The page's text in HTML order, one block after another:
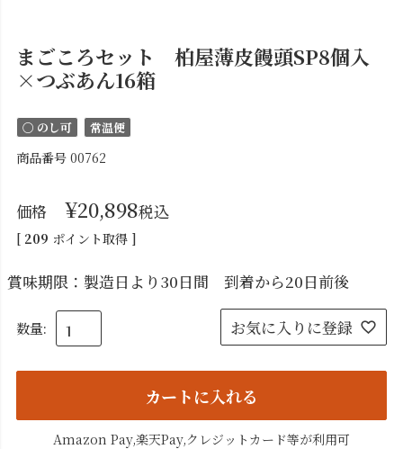
まごころセット 柏屋薄皮饅頭SP8個入
×つぶあん16箱
〇 のし可 常温便
商品番号 00762
価格 ¥20,898税込
[ 209 ポイント取得 ]
賞味期限：製造日より30日間 到着から20日前後
お気に入りに登録
カートに入れる
Amazon Pay,楽天Pay,クレジットカード等が利用可